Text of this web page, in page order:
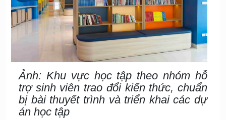
Ảnh: Khu vực học tập theo nhóm hỗ
trợ sinh viên trao đổi kiến thức, chuẩn
bị bài thuyết trình và triển khai các dự
án học tập